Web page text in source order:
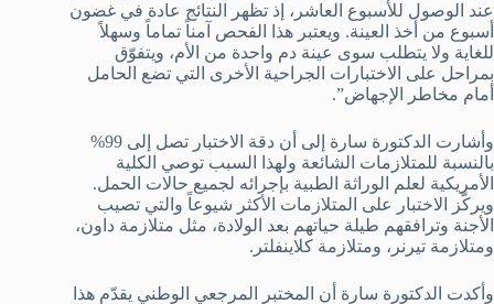
عند الوصول للأسبوع العاشر، إذ تظهر النتائج عادة في غضون
أسبوع من أخذ العينة. ويعتبر هذا الفحص آمناً تماماً وسهلاً
للغاية ولا يتطلب سوى عينة دم واحدة من الأم، ويتفوّق
بمراحل على الاختبارات الجراحية الأخرى التي تضع الحامل
أمام مخاطر الإجهاض”.
وأشارت الدكتورة سارة إلى أن دقة الاختبار تصل إلى 99%
بالنسبة للمتلازمات الشائعة ولهذا السبب توصي الكلية
الأمريكية لعلم الوراثة الطبية بإجرائه لجميع حالات الحمل.
ويركّز الاختبار على المتلازمات الأكثر شيوعاً والتي تصيب
الأجنة وترافقهم طيلة حياتهم بعد الولادة، مثل متلازمة داون،
ومتلازمة تيرنر، ومتلازمة كلاينفلتر.
وأكدت الدكتورة سارة أن المختبر المرجعي الوطني يقدّم هذا